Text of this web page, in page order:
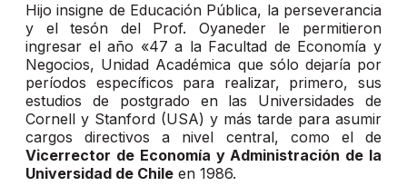
Hijo insigne de Educación Pública, la perseverancia
y el tesón del Prof. Oyaneder le permitieron
ingresar el año «47 a la Facultad de Economía y
Negocios, Unidad Académica que sólo dejaría por
períodos específicos para realizar, primero, sus
estudios de postgrado en las Universidades de
Cornell y Stanford (USA) y más tarde para asumir
cargos directivos a nivel central, como el de
Vicerrector de Economía y Administración de la
Universidad de Chile en 1986.